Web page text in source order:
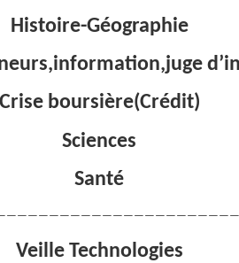
Histoire-Géographie
Crise boursière(Crédit)
Sciences
Santé
Veille Technologies